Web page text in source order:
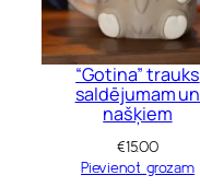
“Gotina” trauks
saldējumam un
našķiem
€15.00
Pievienot grozam